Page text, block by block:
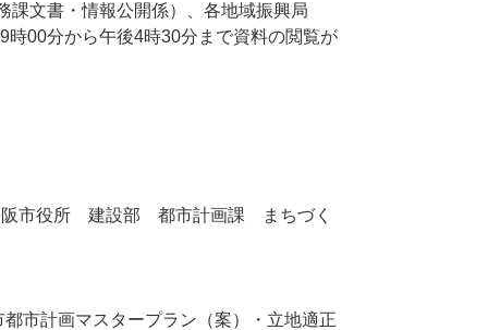
課文書・情報公開係）、各地域振興局
00分から午後4時30分まで資料の閲覧が
市役所 建設部 都市計画課 まちづく
市計画マスタープラン（案）・立地適正